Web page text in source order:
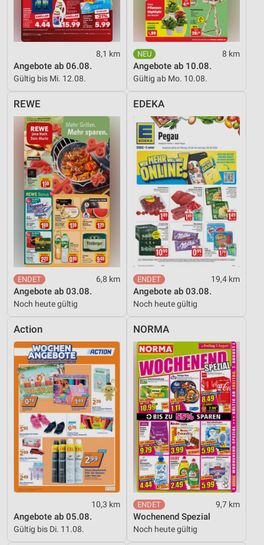
8,1 km
Angebote ab 06.08.
Gültig bis Mi. 12.08.
8 km
Angebote ab 10.08.
Gültig ab Mo. 10.08.
REWE
6,8 km
Angebote ab 03.08.
Noch heute gültig
EDEKA
19,4 km
Angebote ab 03.08.
Noch heute gültig
Action
10,3 km
Angebote ab 05.08.
Gültig bis Di. 11.08.
NORMA
9,7 km
Wochenend Spezial
Noch heute gültig
Informationen identifizieren
Nicht-IAB-Verarbeitungszwecke:
Notwendig
Performance
Werbung